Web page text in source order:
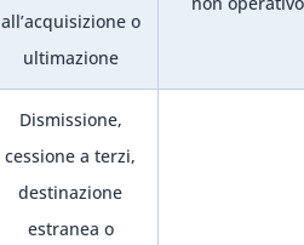
all’acquisizione o
ultimazione
Dismissione,
cessione a terzi,
destinazione
estranea o